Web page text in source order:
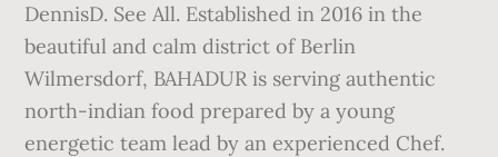
DennisD. See All. Established in 2016 in the
beautiful and calm district of Berlin
Wilmersdorf, BAHADUR is serving authentic
north-indian food prepared by a young
energetic team lead by an experienced Chef.